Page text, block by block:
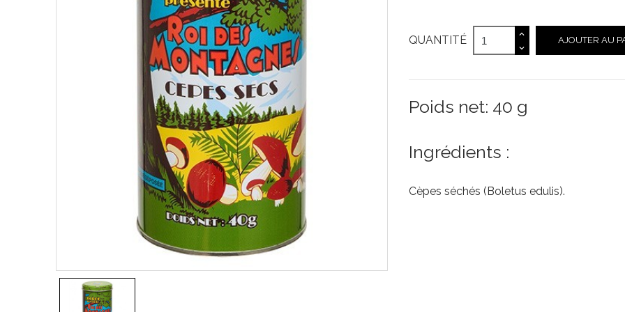
QUANTITÉ AJOUTER AU
Poids net: 40 g
Ingrédients :
Cèpes séchés (Boletus edulis).